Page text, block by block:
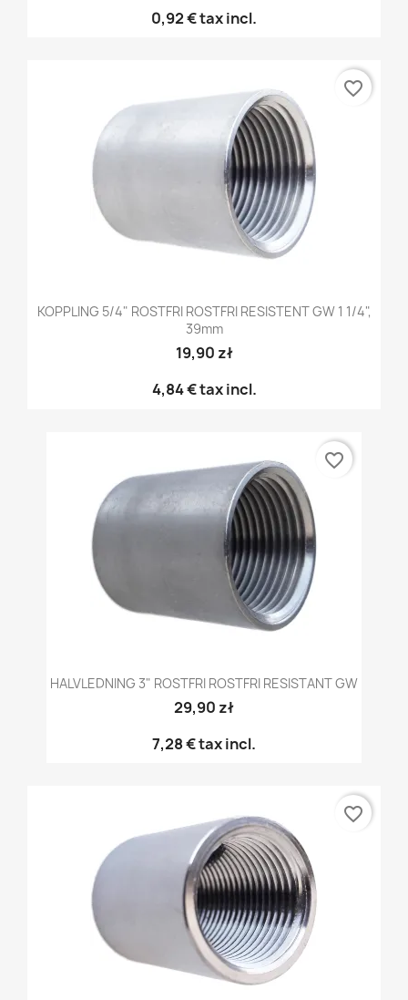
0,92 €tax incl.
KOPPLING 5/4" ROSTFRI ROSTFRI RESISTENT GW 1 1/4",
39mm
19,90 zł
4,84 €tax incl.
favorite_border
HALVLEDNING 3" ROSTFRI ROSTFRI RESISTANT GW
29,90 zł
7,28 €tax incl.
favorite_border
favorite_border